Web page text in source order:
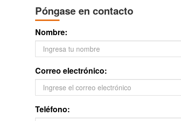
Póngase en contacto
Nombre:
Correo electrónico:
Teléfono: